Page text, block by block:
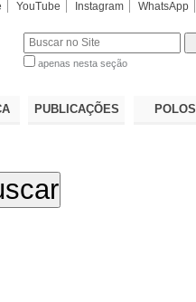
YouTube Instagram WhatsApp
apenas nesta seção
PUBLICAÇÕES POLOS